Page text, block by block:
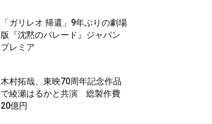
「ガリレオ 帰還」9年ぶりの劇場
版『沈黙のパレード』ジャパン
プレミア
木村拓哉、東映70周年記念作品
で綾瀬はるかと共演 総製作費
20億円